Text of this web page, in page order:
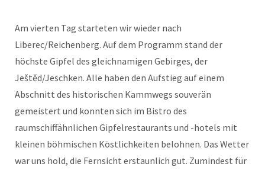
Am vierten Tag starteten wir wieder nach
Liberec/Reichenberg. Auf dem Programm stand der
höchste Gipfel des gleichnamigen Gebirges, der
Ještěd/Jeschken. Alle haben den Aufstieg auf einem
Abschnitt des historischen Kammwegs souverän
gemeistert und konnten sich im Bistro des
raumschiffähnlichen Gipfelrestaurants und -hotels mit
kleinen böhmischen Köstlichkeiten belohnen. Das Wetter
war uns hold, die Fernsicht erstaunlich gut. Zumindest für